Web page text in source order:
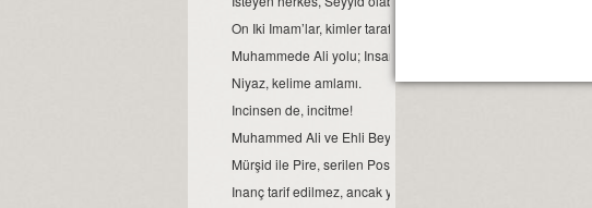
On Iki Imam’lar, kimler tarafından şehit edildiler?
Muhammede Ali yolu; Insanlığın, birlik ve beraberliğin yoludur.
Niyaz, kelime amlamı.
Incinsen de, incitme!
Muhammed Ali ve Ehli Beyt’ine, dua ile selam olsun...
Mürşid ile Pire, serilen Postun anlamı...
Inanç tarif edilmez, ancak yaşanır...